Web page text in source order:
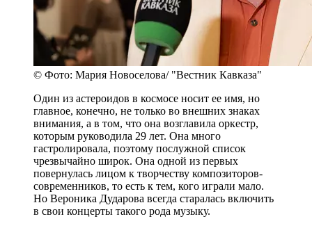
© Фото: Мария Новоселова/ "Вестник Кавказа"
Один из астероидов в космосе носит ее имя, но
главное, конечно, не только во внешних знаках
внимания, а в том, что она возглавила оркестр,
которым руководила 29 лет. Она много
гастролировала, поэтому послужной список
чрезвычайно широк. Она одной из первых
повернулась лицом к творчеству композиторов-
современников, то есть к тем, кого играли мало.
Но Вероника Дударова всегда старалась включить
в свои концерты такого рода музыку.